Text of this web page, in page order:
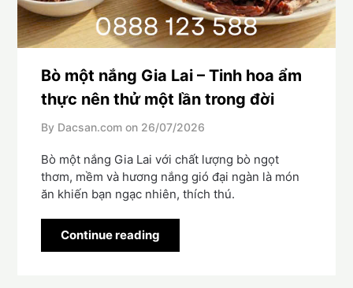
Bò một nắng Gia Lai – Tinh hoa ẩm
thực nên thử một lần trong đời
By Dacsan.com on 26/07/2026
Bò một nắng Gia Lai với chất lượng bò ngọt
thơm, mềm và hương nắng gió đại ngàn là món
ăn khiến bạn ngạc nhiên, thích thú.
Continue reading